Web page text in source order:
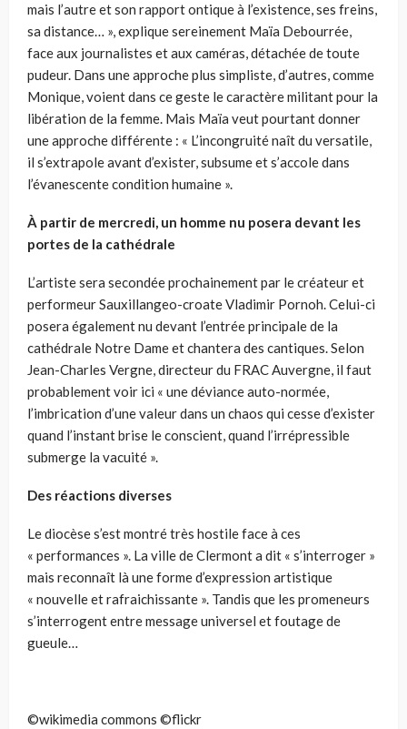
mais l’autre et son rapport ontique à l’existence, ses freins,
sa distance… », explique sereinement Maïa Debourrée,
face aux journalistes et aux caméras, détachée de toute
pudeur. Dans une approche plus simpliste, d’autres, comme
Monique, voient dans ce geste le caractère militant pour la
libération de la femme. Mais Maïa veut pourtant donner
une approche différente : « L’incongruité naît du versatile,
il s’extrapole avant d’exister, subsume et s’accole dans
l’évanescente condition humaine ».
À partir de mercredi, un homme nu posera devant les
portes de la cathédrale
L’artiste sera secondée prochainement par le créateur et
performeur Sauxillangeo-croate Vladimir Pornoh. Celui-ci
posera également nu devant l’entrée principale de la
cathédrale Notre Dame et chantera des cantiques. Selon
Jean-Charles Vergne, directeur du FRAC Auvergne, il faut
probablement voir ici « une déviance auto-normée,
l’imbrication d’une valeur dans un chaos qui cesse d’exister
quand l’instant brise le conscient, quand l’irrépressible
submerge la vacuité ».
Des réactions diverses
Le diocèse s’est montré très hostile face à ces
« performances ». La ville de Clermont a dit « s’interroger »
mais reconnaît là une forme d’expression artistique
« nouvelle et rafraichissante ». Tandis que les promeneurs
s’interrogent entre message universel et foutage de
gueule…
©wikimedia commons ©flickr